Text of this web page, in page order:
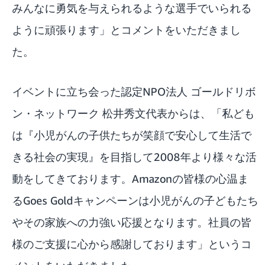
みんなに勇気を与えられるような選手でいられる
ように頑張ります」とコメントをいただきまし
た。
イベントに立ち会った認定NPO法人 ゴールドリボ
ン・ネットワーク 松井秀文代表からは、「私ども
は『小児がんの子供たちが笑顔で安心して生活で
きる社会の実現』を目指して2008年より様々な活
動をしてきております。Amazonの皆様の心温ま
るGoes Goldキャンペーンは小児がんの子どもたち
やその家族への力強い応援となります。社員の皆
様のご支援に心から感謝しております」というコ